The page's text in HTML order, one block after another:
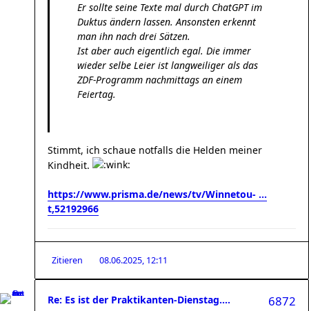
Er sollte seine Texte mal durch ChatGPT im
Duktus ändern lassen. Ansonsten erkennt
man ihn nach drei Sätzen.
Ist aber auch eigentlich egal. Die immer
wieder selbe Leier ist langweiliger als das
ZDF-Programm nachmittags an einem
Feiertag.
Stimmt, ich schaue notfalls die Helden meiner
Kindheit.
https://www.prisma.de/news/tv/Winnetou- ...
t,52192966
Zitieren 08.06.2025, 12:11
Re: Es ist der Praktikanten-Dienstag.... 6872